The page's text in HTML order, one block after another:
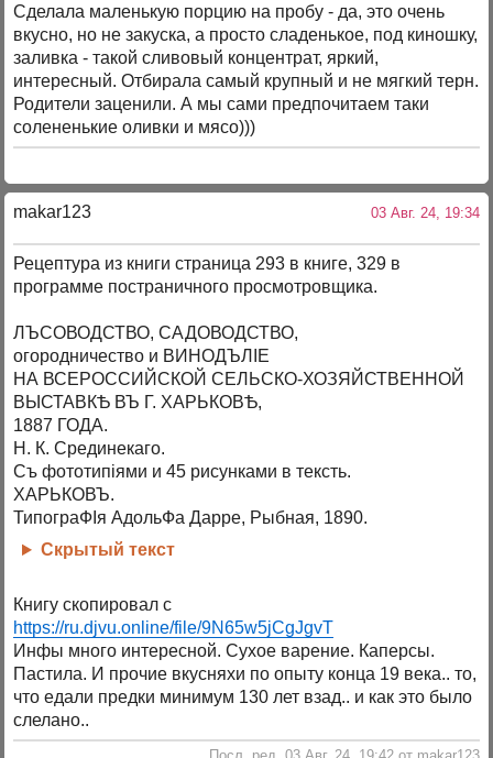
Сделала маленькую порцию на пробу - да, это очень
вкусно, но не закуска, а просто сладенькое, под киношку,
заливка - такой сливовый концентрат, яркий,
интересный. Отбирала самый крупный и не мягкий терн.
Родители заценили. А мы сами предпочитаем таки
солененькие оливки и мясо)))
makar123 03 Авг. 24, 19:34
Рецептура из книги страница 293 в книге, 329 в
программе постраничного просмотровщика.
ЛЪСОВОДСТВО, САДОВОДСТВО,
огородничество и ВИНОДЪЛІЕ
НА ВСЕРОССИЙСКОЙ СЕЛЬСКО-ХОЗЯЙСТВЕННОЙ
ВЫСТАВКѢ ВЪ Г. ХАРЬКОВѢ,
1887 ГОДА.
Н. К. Срединекаго.
Съ фототипіями и 45 рисунками в тексть.
ХАРЬКОВЪ.
ТипограФІя АдольФа Дарре, Рыбная, 1890.
Скрытый текст
Книгу скопировал с
https://ru.djvu.online/file/9N65w5jCgJgvT
Инфы много интересной. Сухое варение. Каперсы.
Пастила. И прочие вкусняхи по опыту конца 19 века.. то,
что едали предки минимум 130 лет взад.. и как это было
слелано..